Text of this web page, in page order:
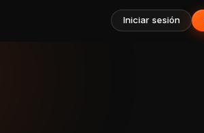
Iniciar sesión